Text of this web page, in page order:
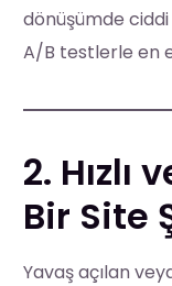
dönüşümde
A/B testlerle en
2. Hızlı
Bir Site
Yavaş açılan